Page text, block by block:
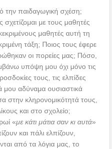
την παιδαγωγική σχέση;
με τους μαθητές
μαθητές αυτή τη
τάξη; Ποιος τους έφερε
οι πορείες μας; Πόσο,
υπόψη μου όχι μόνο τις
τους, τις ελπίδες
αδύναμα ουσιαστικά
κληρονομικότητά τους,
και στο σχολείο;
«με κάτι μάτια σαν κι αυτά»
και πάλι ελπίζουν,
από τα λόγια μας, το